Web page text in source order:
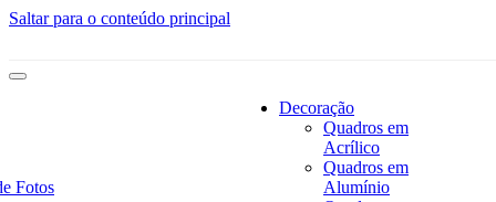
Saltar para o conteúdo principal
Fotos
Decoração
Quadros em
Acrílico
Quadros em
Alumínio